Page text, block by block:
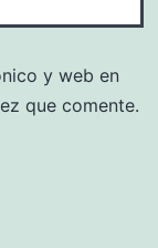
y web en
que comente.